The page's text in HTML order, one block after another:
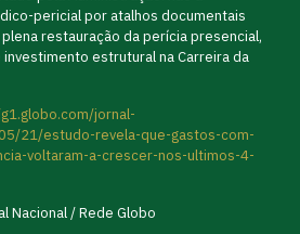
pericial por atalhos documentais
restauração da perícia presencial,
estrutural na Carreira da
jornal-
21/estudo-revela-que-gastos-com-
voltaram-a-crescer-nos-ultimos-4-
Nacional / Rede Globo